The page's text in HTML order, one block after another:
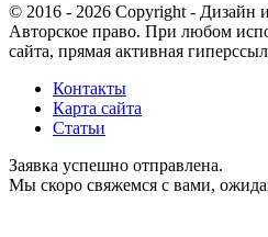
© 2016 - 2026 Copyright - Дизайн
Авторское право. При любом
сайта, прямая активная
Контакты
Карта сайта
Статьи
Заявка успешно отправлена.
Мы скоро свяжемся с вами,